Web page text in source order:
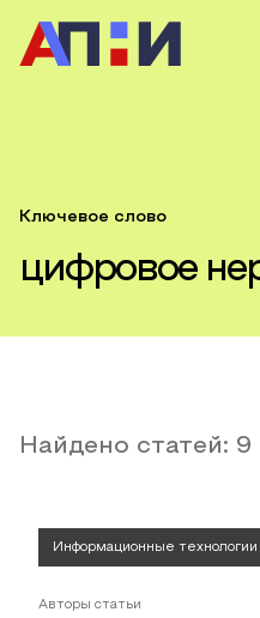
Ключевое слово
цифровое
Найдено статей: 9
Информационные технологии
Авторы статьи